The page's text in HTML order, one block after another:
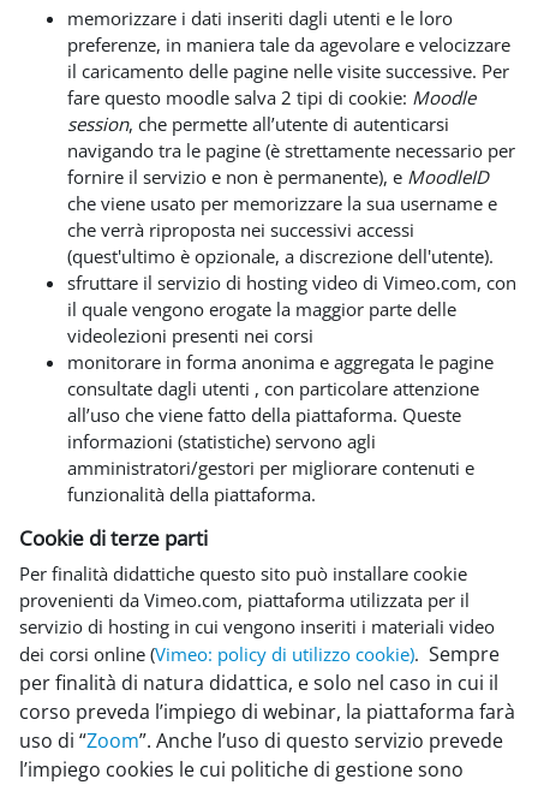
memorizzare i dati inseriti dagli utenti e le loro
preferenze, in maniera tale da agevolare e velocizzare
il caricamento delle pagine nelle visite successive. Per
fare questo moodle salva 2 tipi di cookie: Moodle
session, che permette all’utente di autenticarsi
navigando tra le pagine (è strettamente necessario per
fornire il servizio e non è permanente), e MoodleID
che viene usato per memorizzare la sua username e
che verrà riproposta nei successivi accessi
(quest'ultimo è opzionale, a discrezione dell'utente).
sfruttare il servizio di hosting video di Vimeo.com, con
il quale vengono erogate la maggior parte delle
videolezioni presenti nei corsi
monitorare in forma anonima e aggregata le pagine
consultate dagli utenti , con particolare attenzione
all’uso che viene fatto della piattaforma. Queste
informazioni (statistiche) servono agli
amministratori/gestori per migliorare contenuti e
funzionalità della piattaforma.
Cookie di terze parti
Per finalità didattiche questo sito può installare cookie
provenienti da Vimeo.com, piattaforma utilizzata per il
servizio di hosting in cui vengono inseriti i materiali video
dei corsi online (Vimeo: policy di utilizzo cookie). Sempre
per finalità di natura didattica, e solo nel caso in cui il
corso preveda l’impiego di webinar, la piattaforma farà
uso di “Zoom”. Anche l’uso di questo servizio prevede
l’impiego cookies le cui politiche di gestione sono